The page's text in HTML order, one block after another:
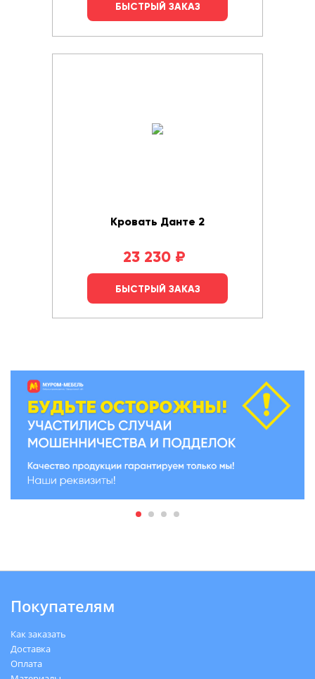
БЫСТРЫЙ ЗАКАЗ
Кровать Данте 2
23 230 ₽
БЫСТРЫЙ ЗАКАЗ
Покупателям
Как заказать
Доставка
Оплата